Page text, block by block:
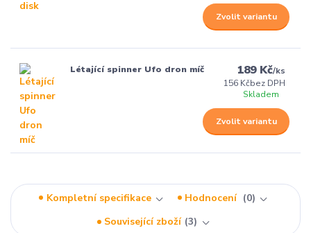
Zvolit variantu
Létající spinner Ufo dron míč 189 Kč/ks
156 Kčbez DPH
Skladem
Zvolit variantu
Kompletní specifikace Hodnocení
0
Související zboží 3